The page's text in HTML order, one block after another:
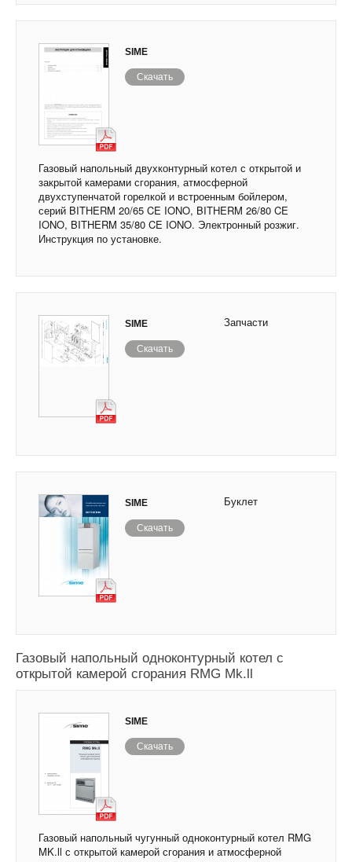
SIME
Скачать
Газовый напольный двухконтурный котел с открытой и
закрытой камерами сгорания, атмосферной
двухступенчатой горелкой и встроенным бойлером,
серий BITHERM 20/65 CE IONO, BITHERM 26/80 CE
IONO, BITHERM 35/80 CE IONO. Электронный розжиг.
Инструкция по установке.
SIME
Скачать
Запчасти
SIME
Скачать
Буклет
Газовый напольный одноконтурный котел с
открытой камерой сгорания RMG Mk.ll
SIME
Скачать
Газовый напольный чугунный одноконтурный котел RMG
MK.ll с открытой камерой сгорания и атмосферной